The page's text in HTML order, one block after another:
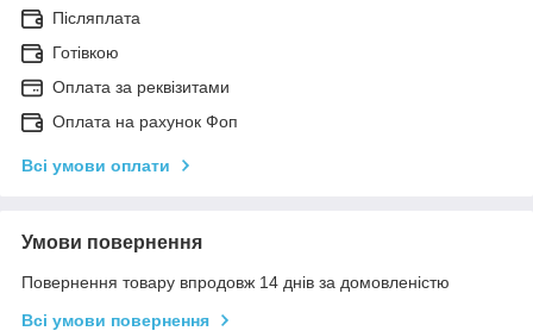
Післяплата
Готівкою
Оплата за реквізитами
Оплата на рахунок Фоп
Всі умови оплати
Умови повернення
Повернення товару впродовж 14 днів за домовленістю
Всі умови повернення